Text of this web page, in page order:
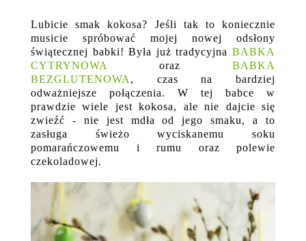
Lubicie smak kokosa? Jeśli tak to koniecznie
musicie spróbować mojej nowej odsłony
świątecznej babki! Była już tradycyjna BABKA
CYTRYNOWA oraz BABKA
BEZGLUTENOWA, czas na bardziej
odważniejsze połączenia. W tej babce w
prawdzie wiele jest kokosa, ale nie dajcie się
zwieźć - nie jest mdła od jego smaku, a to
zasługa świeżo wyciskanemu soku
pomarańczowemu i rumu oraz polewie
czekoladowej.